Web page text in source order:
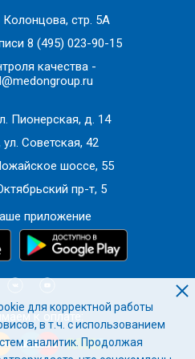
стр. 5А
8 (495) 023-90-15
качества -
Пионерская, д. 14
Советская, 42
шоссе, 55
пр-т, 5
приложение
к оплате:
для корректной работы
в т.ч. с использованием
аналитик. Продолжая